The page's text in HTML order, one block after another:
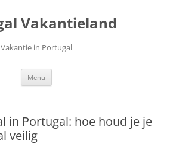
Vakantieland
Vakantie in Portugal
Menu
in Portugal: hoe houd je je
veilig